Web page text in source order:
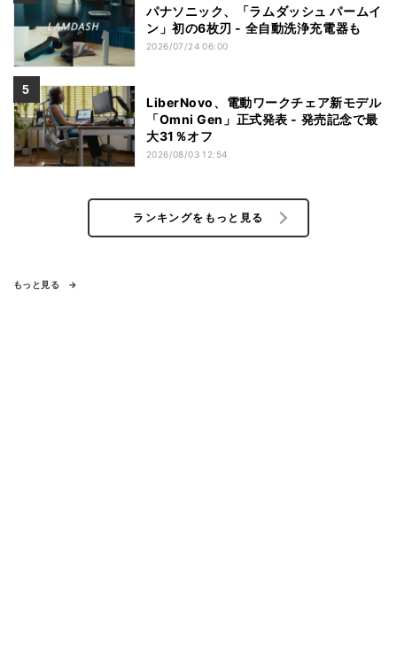
パナソニック、「ラムダッシュ パームイ
ン」初の6枚刃 - 全自動洗浄充電器も
2026/07/24 06:00
LiberNovo、電動ワークチェア新モデル
「Omni Gen」正式発表 - 発売記念で最
大31％オフ
2026/08/03 12:54
ランキングをもっと見る
もっと見る